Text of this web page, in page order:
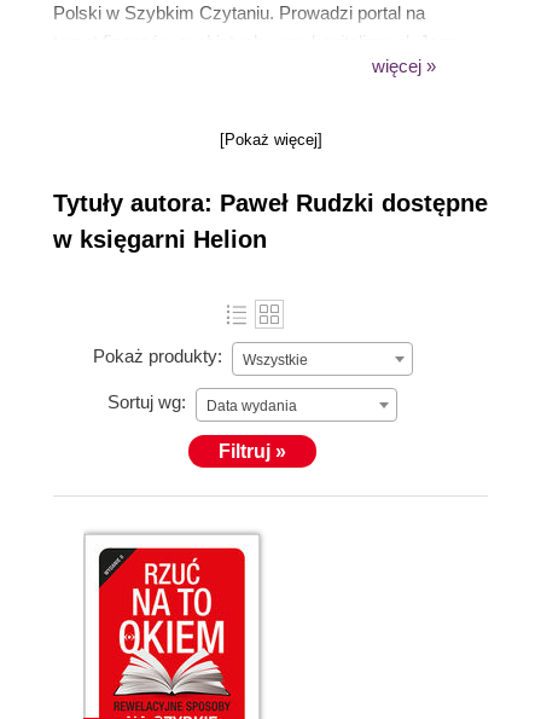
Polski w Szybkim Czytaniu. Prowadzi portal na
hobby to piłka nożna, rynki finansowe i... czytanie
więcej »
[Pokaż więcej]
Tytuły autora: Paweł Rudzki dostępne
w księgarni Helion
Pokaż produkty: Wszystkie
Sortuj wg: Data wydania
Filtruj »